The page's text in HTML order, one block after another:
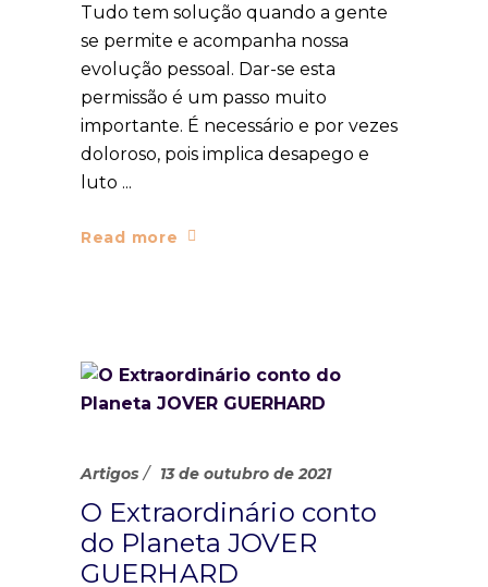
Tudo tem solução quando a gente
se permite e acompanha nossa
evolução pessoal. Dar-se esta
permissão é um passo muito
importante. É necessário e por vezes
doloroso, pois implica desapego e
luto
Read more
Artigos 13 de outubro de 2021
O Extraordinário conto
do Planeta JOVER
GUERHARD